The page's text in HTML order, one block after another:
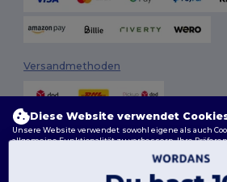
Versandmethoden
Diese Website verwendet
Unsere Website verwendet sowohl eigene als auch
allgemeine Funktionalität zu verbessern, Ihre
der Website zu analysieren und ein reibungsloses
zu gewährleisten, einschließlich